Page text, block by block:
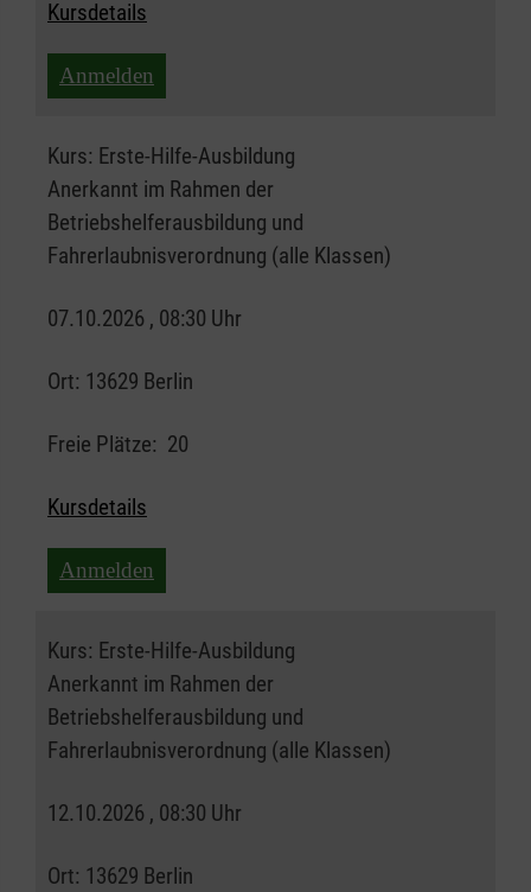
Kursdetails
Anmelden
Kurs: Erste-Hilfe-Ausbildung
Anerkannt im Rahmen der
Betriebshelferausbildung und
Fahrerlaubnisverordnung (alle Klassen)
07.10.2026 , 08:30 Uhr
Ort: 13629 Berlin
Freie Plätze: 20
Kursdetails
Anmelden
Kurs: Erste-Hilfe-Ausbildung
Anerkannt im Rahmen der
Betriebshelferausbildung und
Fahrerlaubnisverordnung (alle Klassen)
12.10.2026 , 08:30 Uhr
Ort: 13629 Berlin